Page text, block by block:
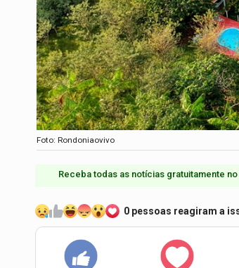
Foto: Rondoniaovivo
Receba todas as notícias gratuitamente
0 pessoas reagiram a